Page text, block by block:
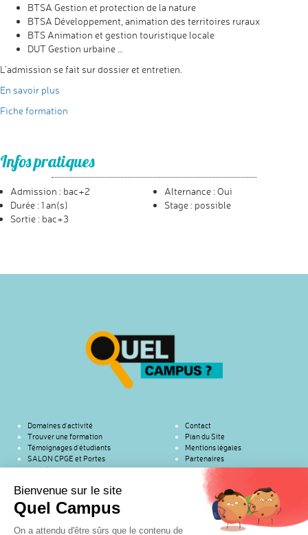
BTSA Gestion et protection de la nature
BTSA Développement, animation des territoires ruraux
BTS Animation et gestion touristique locale
DUT Gestion urbaine …
L’admission se fait sur dossier et entretien.
En savoir plus
Fiche formation
Infos pratiques
Admission : bac+2
Durée : 1 an(s)
Sortie : bac+3
Alternance : Oui
Stage : possible
Domaines d’activité
Trouver une formation
Témoignages d’étudiants
SALON CPGE et Portes
ouvertes
Contact
Plan du Site
Mentions légales
Partenaires